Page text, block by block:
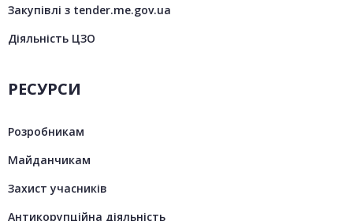
Закупівлі з tender.me.gov.ua
Діяльність ЦЗО
РЕСУРСИ
Розробникам
Майданчикам
Захист учасників
Антикорупційна діяльність